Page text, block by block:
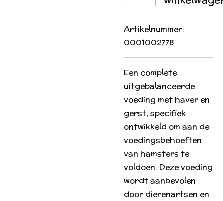
Artikelnummer:
0001002778
Een complete
uitgebalanceerde
voeding met haver en
gerst, specifiek
ontwikkeld om aan de
voedingsbehoeften
van hamsters te
voldoen. Deze voeding
wordt aanbevolen
door dierenartsen en